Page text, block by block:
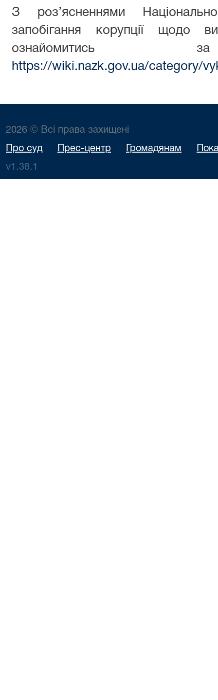
З роз’ясненнями
запобігання корупції щодо
ознайомитись
https://wiki.nazk.gov.ua/category/
2026 © Всі права захищені
Про суд Прес-центр Громадянам
v1.38.1